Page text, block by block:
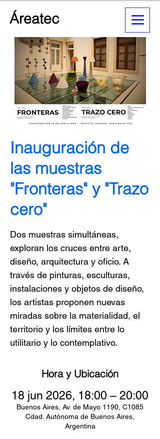
Áreatec
Inauguración de
las muestras
"Fronteras" y "Trazo
cero"
Dos muestras simultáneas,
exploran los cruces entre arte,
diseño, arquitectura y oficio. A
través de pinturas, esculturas,
instalaciones y objetos de diseño,
los artistas proponen nuevas
miradas sobre la materialidad, el
territorio y los límites entre lo
utilitario y lo contemplativo.
Hora y Ubicación
18 jun 2026, 18:00 – 20:00
Buenos Aires, Av. de Mayo 1190, C1085
Cdad. Autónoma de Buenos Aires,
Argentina